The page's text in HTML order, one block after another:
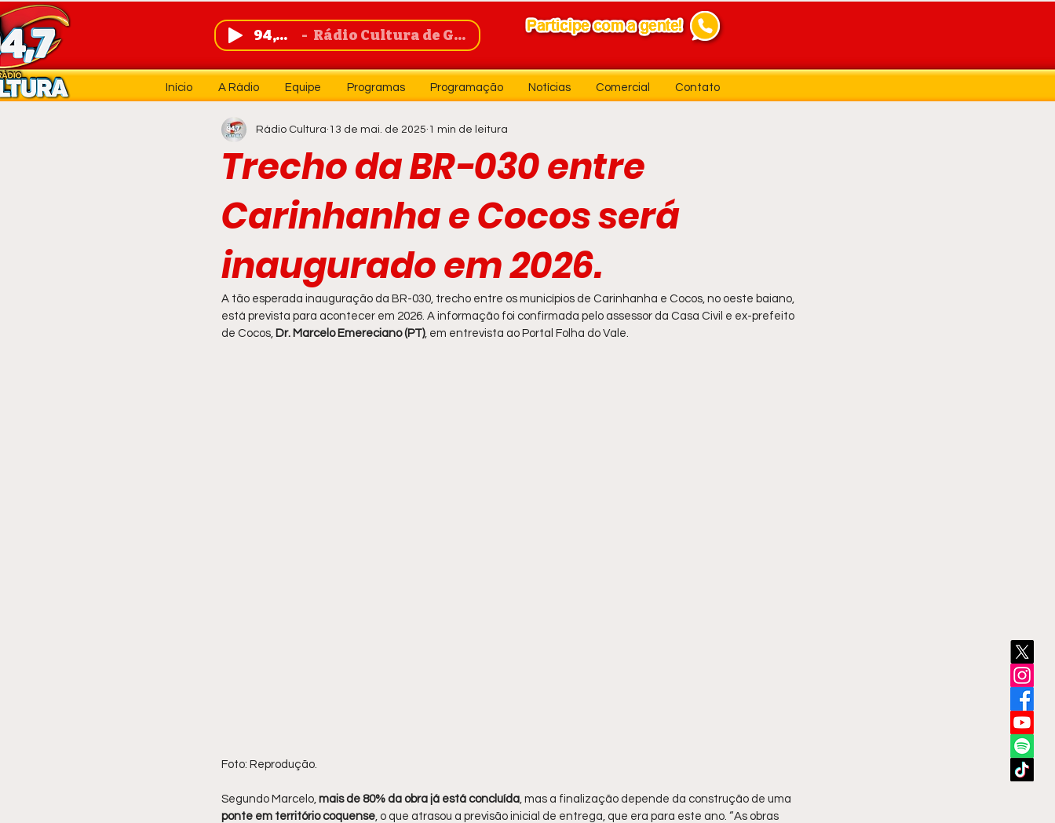
94,7 FM Rádio Cultura de Guanambi
Início A Rádio Equipe Programas Programação Notícias Comercial Contato
Trecho da BR-030 entre
Carinhanha e Cocos será
inaugurado em 2026.
Rádio Cultura 13 de mai. de 2025 1 min de leitura
A tão esperada inauguração da BR-030, trecho entre os municípios de Carinhanha e Cocos, no oeste baiano,
está prevista para acontecer em 2026. A informação foi confirmada pelo assessor da Casa Civil e ex-prefeito
de Cocos, Dr. Marcelo Emereciano (PT), em entrevista ao Portal Folha do Vale.
Foto: Reprodução.
Segundo Marcelo, mais de 80% da obra já está concluída , mas a finalização depende da construção de uma
ponte em território coquense , o que atrasou a previsão inicial de entrega, que era para este ano. “As obras